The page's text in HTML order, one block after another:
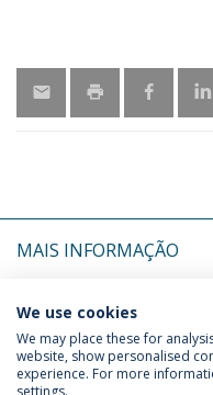
MAIS INFORMAÇÃO
ÚLTIMAS NOTÍCIAS
Política de
We use cookies
We may place these for
website, show personalised
experience. For more
settings.